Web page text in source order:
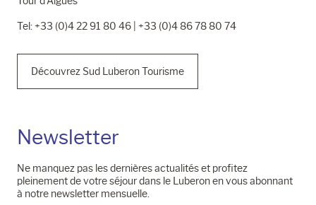
Tel: +33 (0)4 22 91 80 46 | +33 (0)4 86 78 80 74
Découvrez Sud Luberon Tourisme
Newsletter
Ne manquez pas les dernières actualités et profitez
pleinement de votre séjour dans le Luberon en vous abonnant
à notre newsletter mensuelle.